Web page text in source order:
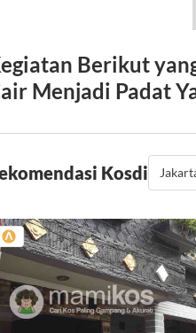
Berikut
Menjadi Padat
Kosdi